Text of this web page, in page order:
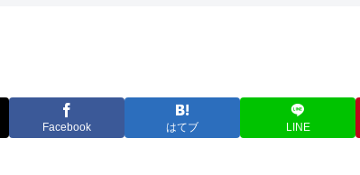
Facebook はてブ LINE